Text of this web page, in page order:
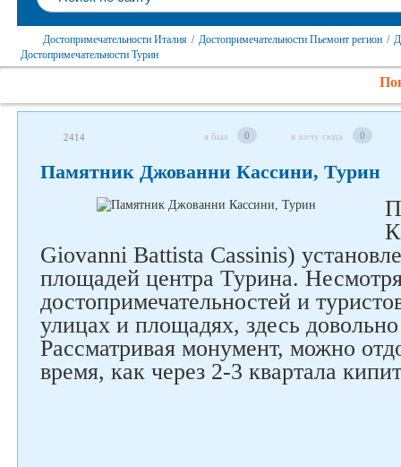
Достопримечательности Италия / Достопримечательности Пьемонт регион /
Достопримечательности Турин
2414 я был 0 я хочу сюда 0
Памятник Джованни Кассини, Турин
Giovanni Battista Cassinis)
площадей центра Турина.
достопримечательностей и
улицах и площадях, здесь
Рассматривая монумент, можно
время, как через 2-3 квартала